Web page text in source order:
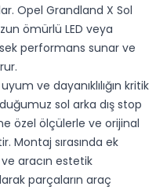
Opel Grandland X Sol
ömürlü LED veya
performans sunar ve
ve dayanıklılığın kritik
sol arka dış stop
özel ölçülerle ve orijinal
Montaj sırasında ek
aracın estetik
parçaların araç